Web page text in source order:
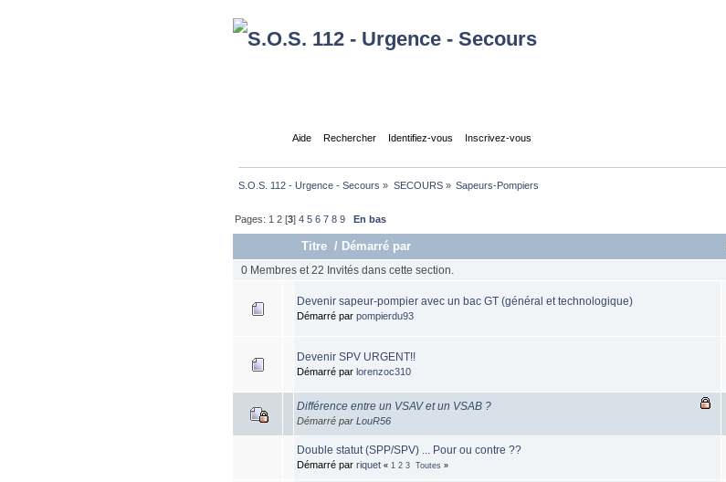
Aide Rechercher Identifiez-vous Inscrivez-vous
S.O.S. 112 - Urgence - Secours » SECOURS» Sapeurs-Pompiers
Pages: 1 2 [3]4 5 6 7 8 9 En bas
Titre / Démarré par
0 Membres et 22 Invités dans cette section.
Devenir sapeur-pompier avec un bac GT (général et technologique)
Démarré parpompierdu93
Devenir SPV URGENT!!
Démarré parlorenzoc310
Différence entre un VSAV et un VSAB ?
Démarré parLouR56
Double statut (SPP/SPV) ... Pour ou contre ??
Démarré parriquet « 1 2 3 Toutes »